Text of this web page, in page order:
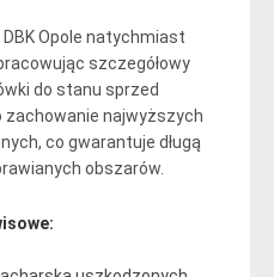
Opole natychmiast
szczegółowy
do stanu sprzed
zachowanie najwyższych
co gwarantuje długą
obszarów.